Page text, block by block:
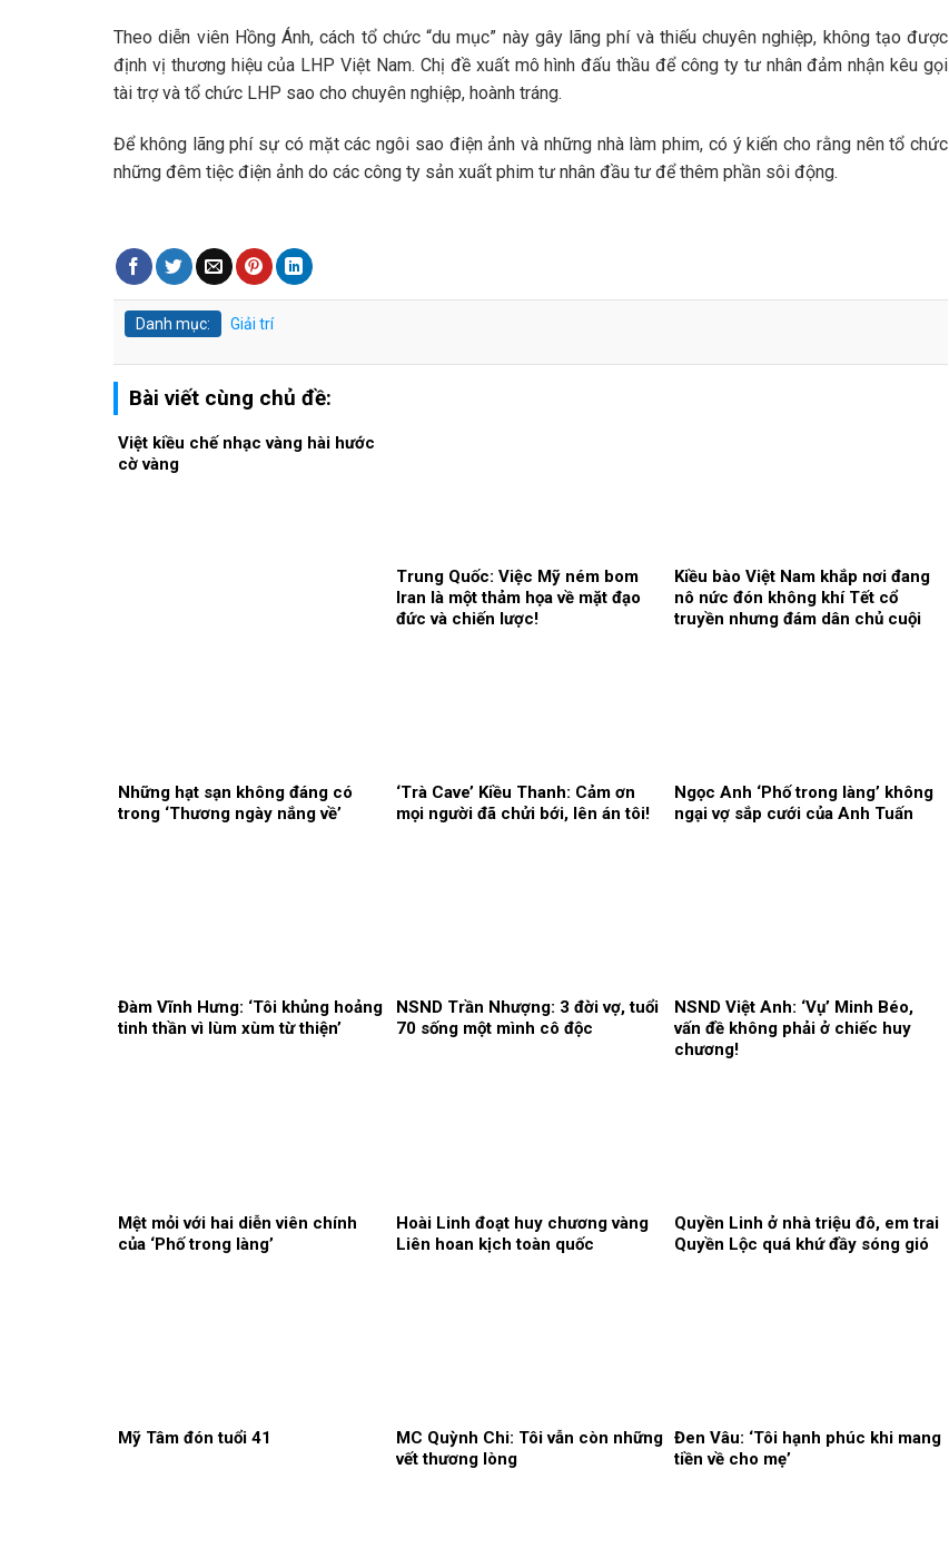
Theo diễn viên Hồng Ánh, cách tổ chức “du mục” này gây lãng phí và thiếu chuyên nghiệp, không tạo được
định vị thương hiệu của LHP Việt Nam. Chị đề xuất mô hình đấu thầu để công ty tư nhân đảm nhận kêu gọi
tài trợ và tổ chức LHP sao cho chuyên nghiệp, hoành tráng.
Để không lãng phí sự có mặt các ngôi sao điện ảnh và những nhà làm phim, có ý kiến cho rằng nên tổ chức
những đêm tiệc điện ảnh do các công ty sản xuất phim tư nhân đầu tư để thêm phần sôi động.
Danh mục: Giải trí
Bài viết cùng chủ đề:
Việt kiều chế nhạc vàng hài hước
cờ vàng
Trung Quốc: Việc Mỹ ném bom
Iran là một thảm họa về mặt đạo
đức và chiến lược!
Kiều bào Việt Nam khắp nơi đang
nô nức đón không khí Tết cổ
truyền nhưng đám dân chủ cuội
Những hạt sạn không đáng có
trong ‘Thương ngày nắng về’
‘Trà Cave’ Kiều Thanh: Cảm ơn
mọi người đã chửi bới, lên án tôi!
Ngọc Anh ‘Phố trong làng’ không
ngại vợ sắp cưới của Anh Tuấn
Đàm Vĩnh Hưng: ‘Tôi khủng hoảng
tinh thần vì lùm xùm từ thiện’
NSND Trần Nhượng: 3 đời vợ, tuổi
70 sống một mình cô độc
NSND Việt Anh: ‘Vụ’ Minh Béo,
vấn đề không phải ở chiếc huy
chương!
Mệt mỏi với hai diễn viên chính
của ‘Phố trong làng’
Hoài Linh đoạt huy chương vàng
Liên hoan kịch toàn quốc
Quyền Linh ở nhà triệu đô, em trai
Quyền Lộc quá khứ đầy sóng gió
Mỹ Tâm đón tuổi 41
MC Quỳnh Chi: Tôi vẫn còn những
vết thương lòng
Đen Vâu: ‘Tôi hạnh phúc khi mang
tiền về cho mẹ’